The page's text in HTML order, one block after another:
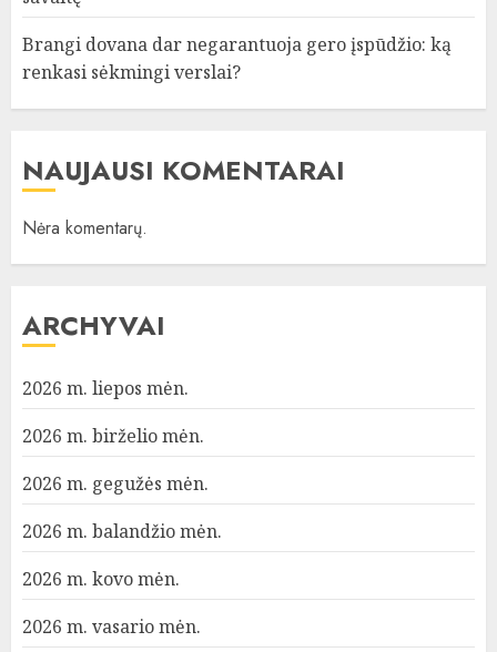
Brangi dovana dar negarantuoja gero įspūdžio: ką
renkasi sėkmingi verslai?
NAUJAUSI KOMENTARAI
Nėra komentarų.
ARCHYVAI
2026 m. liepos mėn.
2026 m. birželio mėn.
2026 m. gegužės mėn.
2026 m. balandžio mėn.
2026 m. kovo mėn.
2026 m. vasario mėn.